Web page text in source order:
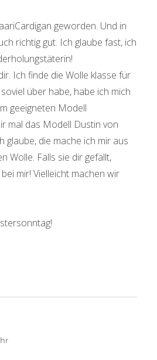
geworden. Und in
richtig gut. Ich glaube fast, ich
Ich finde die Wolle klasse für
über habe, habe ich mich
geeigneten Modell
mal das Modell Dustin von
glaube, die mache ich mir aus
Wolle. Falls sie dir gefällt,
mir! Vielleicht machen wir